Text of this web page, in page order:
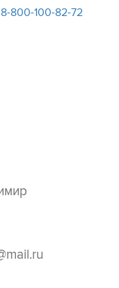
8-800-100-82-72